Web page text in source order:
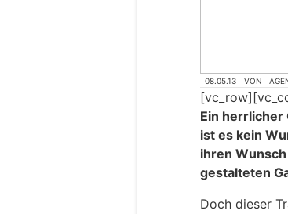
08.05.13 VON
Ein herrlicher
ist es kein
ihren
gestalteten
Doch dieser